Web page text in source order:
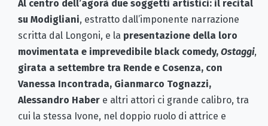
Al centro dell’agorà due soggetti artistici: il recital
su Modigliani, estratto dall’imponente narrazione
scritta dal Longoni, e la presentazione della loro
movimentata e imprevedibile black comedy, Ostaggi,
girata a settembre tra Rende e Cosenza, con
Vanessa Incontrada, Gianmarco Tognazzi,
Alessandro Haber e altri attori ci grande calibro, tra
cui la stessa Ivone, nel doppio ruolo di attrice e